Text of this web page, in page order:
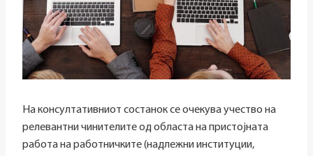
На консултативниот состанок се очекува учество на
релевантни чинителите од областа на пристојната
работа на работничките (надлежни институции,